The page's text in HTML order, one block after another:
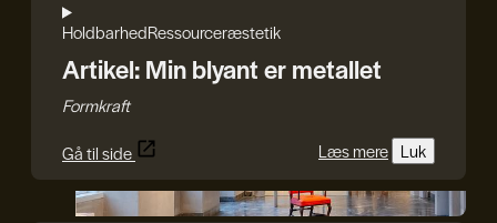
HoldbarhedRessourceræstetik
Artikel: Min blyant er metallet
Formkraft
Gå til side
Læs mere Luk
Andrea Sonne/Designmuseum Danmark